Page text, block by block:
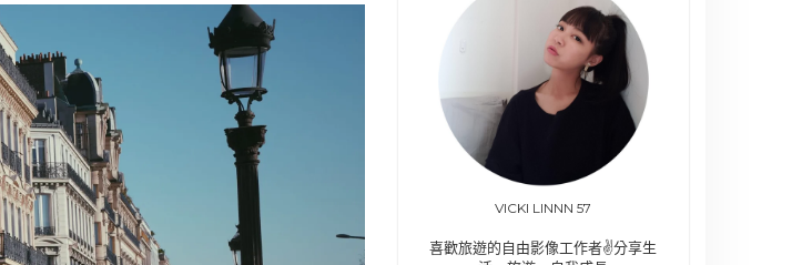
VICKI LINNN 57
喜歡旅遊的自由影像工作者✌️分享生